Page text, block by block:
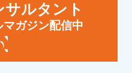
ルタント
ガジン配信中